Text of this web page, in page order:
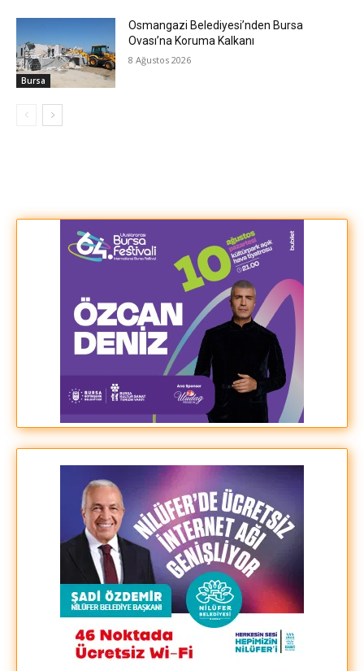
Bursa
Osmangazi Belediyesi’nden Bursa
Ovası’na Koruma Kalkanı
8 Ağustos 2026